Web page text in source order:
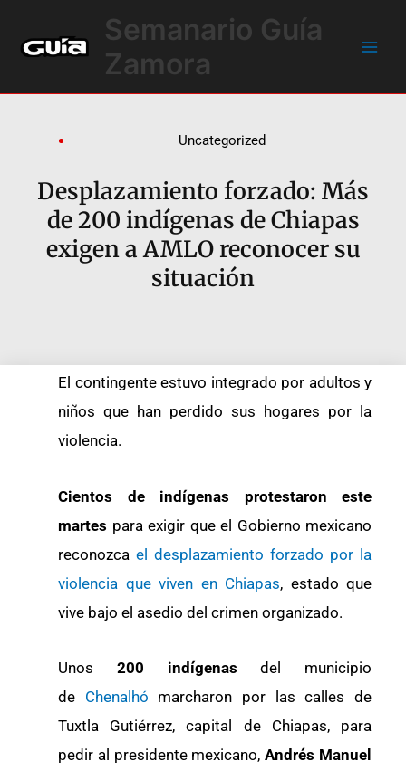
contenido
Semanario Guía
Zamora
Uncategorized
Desplazamiento forzado: Más
de 200 indígenas de Chiapas
exigen a AMLO reconocer su
situación
El contingente estuvo integrado por adultos y
niños que han perdido sus hogares por la
violencia.
Cientos de indígenas protestaron este
martes para exigir que el Gobierno mexicano
reconozca el desplazamiento forzado por la
violencia que viven en Chiapas, estado que
vive bajo el asedio del crimen organizado.
Unos 200 indígenasdel municipio
de Chenalhó marcharon por las calles de
Tuxtla Gutiérrez, capital de Chiapas, para
pedir al presidente mexicano,Andrés Manuel